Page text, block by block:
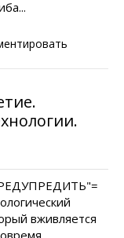
вживляется